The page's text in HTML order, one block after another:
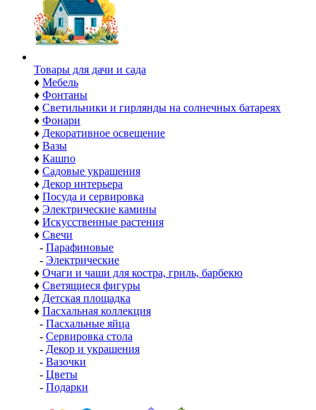
Товары для дачи и сада
♦ Мебель
♦ Фонтаны
♦ Светильники и гирлянды на солнечных батареях
♦ Фонари
♦ Декоративное освещение
♦ Вазы
♦ Кашпо
♦ Садовые украшения
♦ Декор интерьера
♦ Посуда и сервировка
♦ Электрические камины
♦ Искусственные растения
♦ Свечи
- Парафиновые
- Электрические
♦ Очаги и чаши для костра, гриль, барбекю
♦ Светящиеся фигуры
♦ Детская площадка
♦ Пасхальная коллекция
- Пасхальные яйца
- Сервировка стола
- Декор и украшения
- Вазочки
- Цветы
- Подарки